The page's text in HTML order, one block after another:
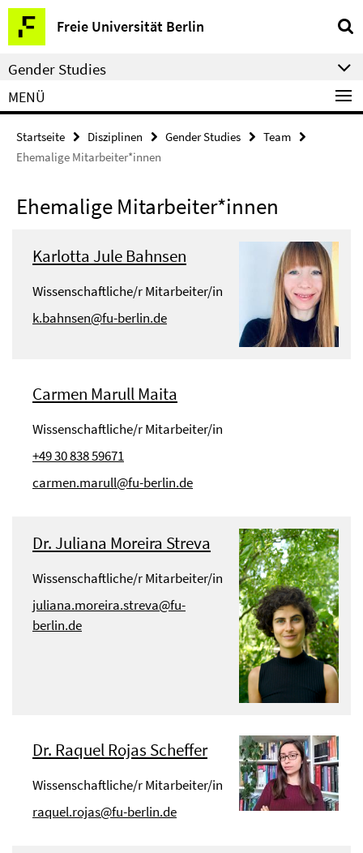
Springe
direkt
zu
Inhalt
Freie Universität Berlin
Service-
Navigation
Gender Studies
MENÜ
Startseite Disziplinen Gender Studies
Team
Ehemalige Mitarbeiter*innen
Ehemalige Mitarbeiter*innen
Karlotta Jule Bahnsen
Wissenschaftliche/r Mitarbeiter/in
k.bahnsen@fu-berlin.de
Carmen Marull Maita
Wissenschaftliche/r Mitarbeiter/in
+49 30 838 59671
carmen.marull@fu-berlin.de
Dr. Juliana Moreira Streva
Wissenschaftliche/r Mitarbeiter/in
juliana.moreira.streva@fu-
berlin.de
Dr. Raquel Rojas Scheffer
Wissenschaftliche/r Mitarbeiter/in
raquel.rojas@fu-berlin.de